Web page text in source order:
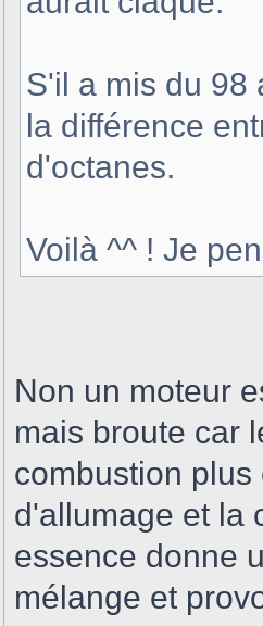
S'il a mis du 98
la différence
d'octanes.
Voilà ^^ ! Je
Non un moteur
mais broute car
combustion
d'allumage et la
essence donne
mélange et